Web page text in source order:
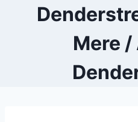
Mere